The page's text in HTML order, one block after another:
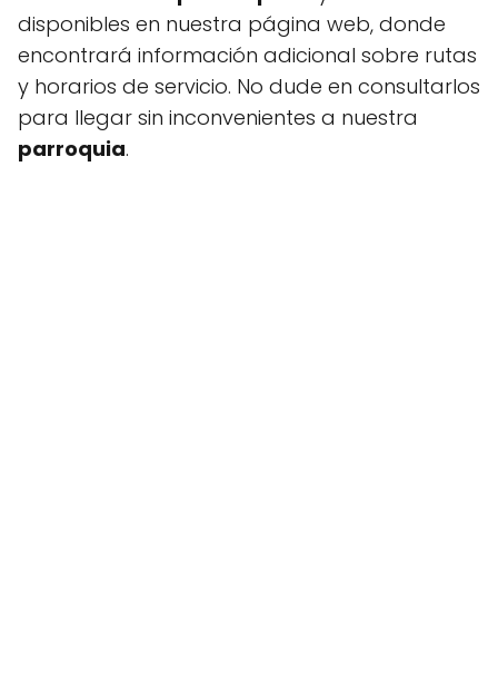
disponibles en nuestra página web, donde
encontrará información adicional sobre rutas
y horarios de servicio. No dude en consultarlos
para llegar sin inconvenientes a nuestra
parroquia.